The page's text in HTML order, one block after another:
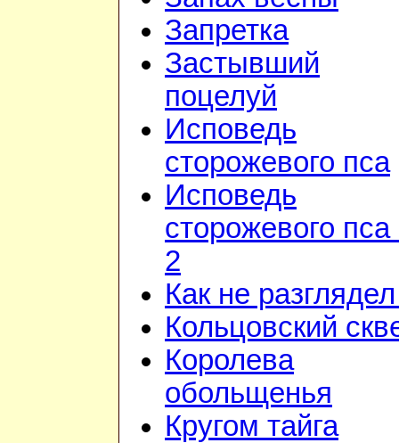
Запретка
Застывший
поцелуй
Исповедь
сторожевого пса
Исповедь
сторожевого пса
2
Как не
Кольцовский
Королева
обольщенья
Кругом тайга